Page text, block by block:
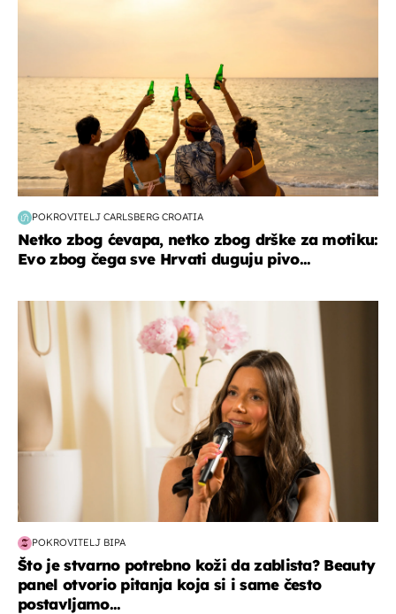
POKROVITELJ CARLSBERG CROATIA
Netko zbog ćevapa, netko zbog drške za motiku:
Evo zbog čega sve Hrvati duguju pivo...
moda & ljepota
POKROVITELJ BIPA
Što je stvarno potrebno koži da zablista? Beauty
panel otvorio pitanja koja si i same često
postavljamo...